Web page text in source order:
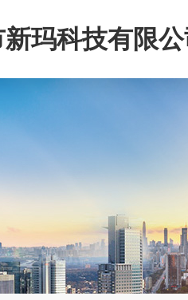
玛科技有限